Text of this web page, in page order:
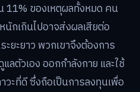
11% ของเหตุผลทั้งหมด คน
กเกินไปอาจส่งผลเสียต่อ
ยะยาว พวกเขาจึงต้องการ
ลตัวเอง ออกกำลังกาย และใช้
ะที่ดี ซึ่งถือเป็นการลงทุนเพื่อ